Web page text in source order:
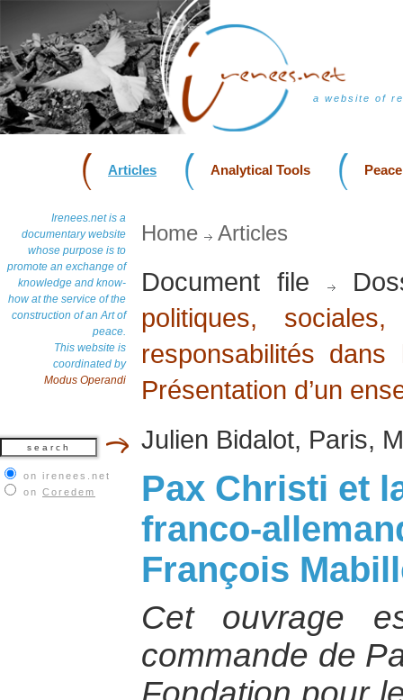
a website of
Articles Analytical Tools
Irenees.net is a
documentary website
whose purpose is to
promote an exchange of
knowledge and know-
how at the service of the
construction of an Art of
peace.
This website is
coordinated by
Modus Operandi
on irenees.net
on Coredem
Home Articles
Document file
politiques,
responsabilités
Présentation d’un
Julien Bidalot, Paris,
Pax Christi et
franco-
François
Cet ouvrage
commande de